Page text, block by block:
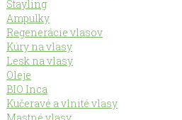
Stayling
Ampulky
Regenerácie vlasov
Kúry na vlasy
Lesk na vlasy
Oleje
BIO Inca
Kučeravé a vlnité vlasy